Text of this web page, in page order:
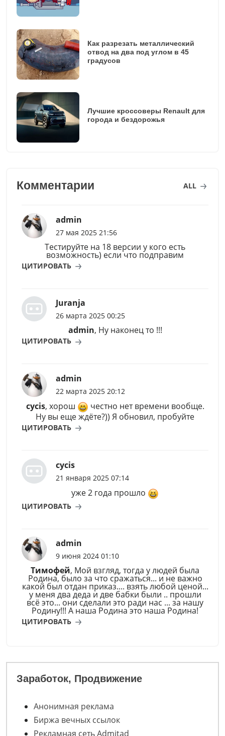
Как разрезать металлический
отвод на два под углом в 45
градусов
Лучшие кроссоверы Renault для
города и бездорожья
Комментарии ALL
admin
27 мая 2025 21:56
Тестируйте на 18 версии у кого есть
возможность) если что подправим
ЦИТИРОВАТЬ
Juranja
26 марта 2025 00:25
admin, Ну наконец то !!!
ЦИТИРОВАТЬ
admin
22 марта 2025 20:12
cycis, хорош
честно нет времени вообще.
Ну вы еще ждёте?)) Я обновил, пробуйте
ЦИТИРОВАТЬ
cycis
21 января 2025 07:14
уже 2 года прошло
ЦИТИРОВАТЬ
admin
9 июня 2024 01:10
Тимофей, Мой взгляд, тогда у людей была
Родина, было за что сражаться... и не важно
какой был отдан приказ.... взять любой ценой...
у меня два деда и две бабки были .. прошли
всё это... они сделали это ради нас ... за нашу
Родину!!! А наша Родина это наша Родина!
ЦИТИРОВАТЬ
Заработок, Продвижение
Анонимная реклама
Биржа вечных ссылок
Рекламная сеть Admitad